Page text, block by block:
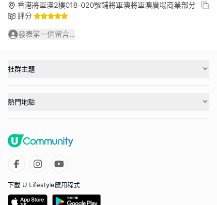
香港將軍澳2樓018-020號鋪將軍澳將軍澳廣場商業部分
評分
發表第一個留言...
社群主題
熱門地點
下載 U Lifestyle應用程式